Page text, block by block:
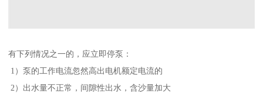
有下列情况之一的，应立即停泵：
1）泵的工作电流忽然高出电机额定电流的
2）出水量不正常，间隙性出水，含沙量加大